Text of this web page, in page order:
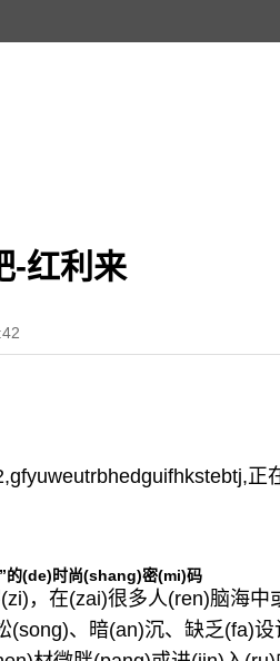
-红利来
的(de)时尚(shang)密(mi)码
，在(zai)很多人(ren)脑海
(song)、暗(an)沉、缺乏(fa)